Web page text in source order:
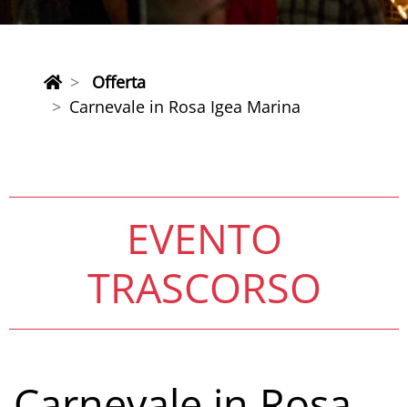
Offerta
Carnevale in Rosa Igea Marina
EVENTO
TRASCORSO